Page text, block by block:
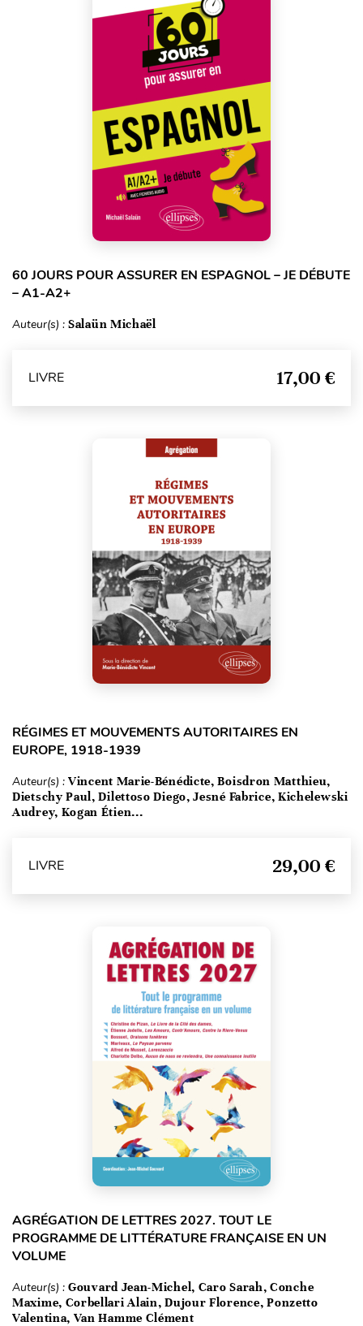
60 JOURS POUR ASSURER EN ESPAGNOL – JE DÉBUTE
– A1-A2+
Auteur(s) : Salaün Michaël
LIVRE 17,00 €
RÉGIMES ET MOUVEMENTS AUTORITAIRES EN
EUROPE, 1918-1939
Auteur(s) : Vincent Marie-Bénédicte, Boisdron Matthieu,
Dietschy Paul, Dilettoso Diego, Jesné Fabrice, Kichelewski
Audrey, Kogan Étien...
LIVRE 29,00 €
AGRÉGATION DE LETTRES 2027. TOUT LE
PROGRAMME DE LITTÉRATURE FRANÇAISE EN UN
VOLUME
Auteur(s) : Gouvard Jean-Michel, Caro Sarah, Conche
Maxime, Corbellari Alain, Dujour Florence, Ponzetto
Valentina, Van Hamme Clément